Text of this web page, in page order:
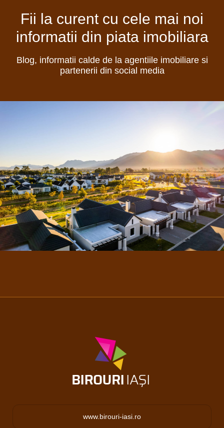
Fii la curent cu cele mai noi
informatii din piata imobiliara
Blog, informatii calde de la agentiile imobiliare si
partenerii din social media
www.birouri-iasi.ro